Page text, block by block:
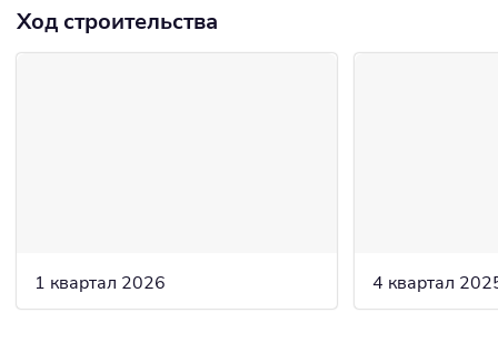
Ход строительства
1 квартал 2026 4 квартал